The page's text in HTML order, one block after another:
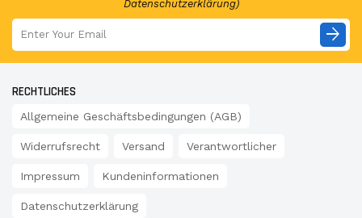
Datenschutzerklärung)
arrow_forward
RECHTLICHES
Allgemeine Geschäftsbedingungen (AGB)
Widerrufsrecht Versand Verantwortlicher
Impressum Kundeninformationen
Datenschutzerklärung